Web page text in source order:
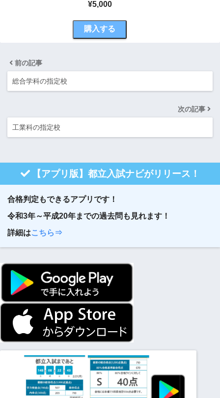
¥5,000
購入する
前の記事
総合学科の指定校
次の記事
工業科の指定校
【アプリ版】都立入試ナビがリリース！
合格判定もできるアプリです！
令和3年～平成20年までの過去問も見れます！
詳細はこちら⇒